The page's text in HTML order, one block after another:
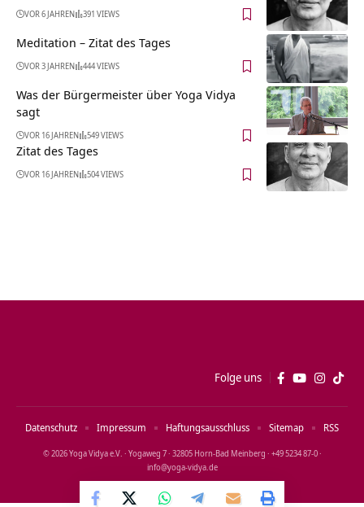
VOR 6 JAHREN 391 VIEWS
Meditation – Zitat des Tages
VOR 3 JAHREN 444 VIEWS
Was der Bürgermeister über Yoga Vidya
sagt
VOR 16 JAHREN 549 VIEWS
Zitat des Tages
VOR 16 JAHREN 504 VIEWS
Folge uns
© 2026 Yoga Vidya e.V. · Yogaweg 7 · 32805 Horn‑Bad Meinberg · +49 5234 87‑0 ·
info@yoga‑vidya.de
Datenschutz Impressum Haftungsausschluss Sitemap RSS